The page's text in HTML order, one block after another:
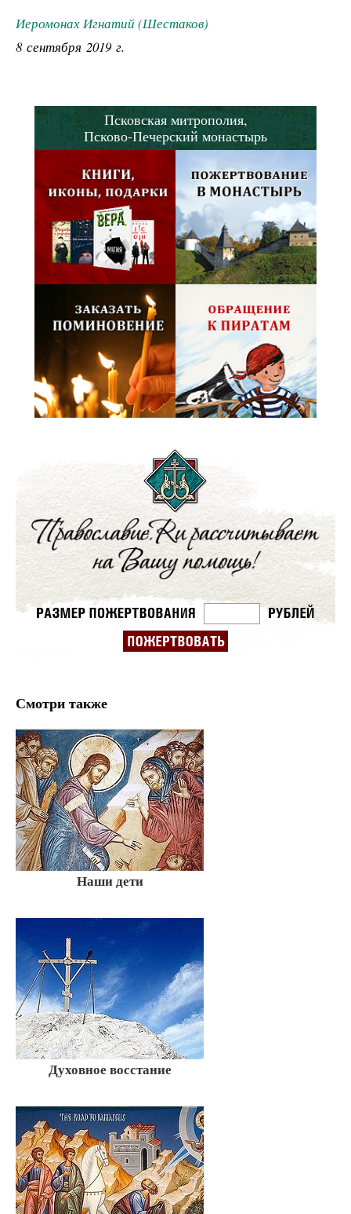
Иеромонах Игнатий (Шестаков)
8 сентября 2019 г.
Псковская митрополия,
Псково-Печерский монастырь
Смотри также
Наши дети
Духовное восстание